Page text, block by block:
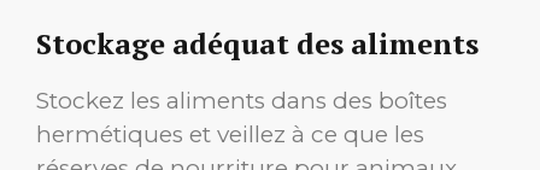
Stockage adéquat des aliments
Stockez les aliments dans des boîtes
hermétiques et veillez à ce que les